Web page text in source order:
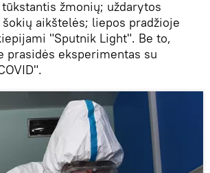
žmonių; uždarytos
aikštelės; liepos pradžioje
"Sputnik Light". Be to,
prasidės eksperimentas su